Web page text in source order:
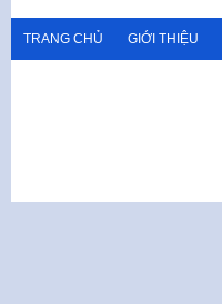
TRANG CHỦ GIỚI THIỆU